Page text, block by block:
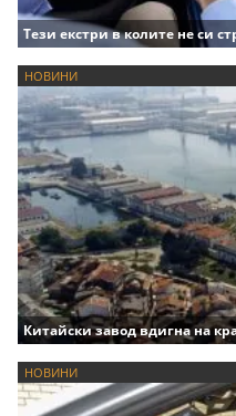
Тези екстри в колите не си
НОВИНИ
Китайски завод вдигна на
НОВИНИ